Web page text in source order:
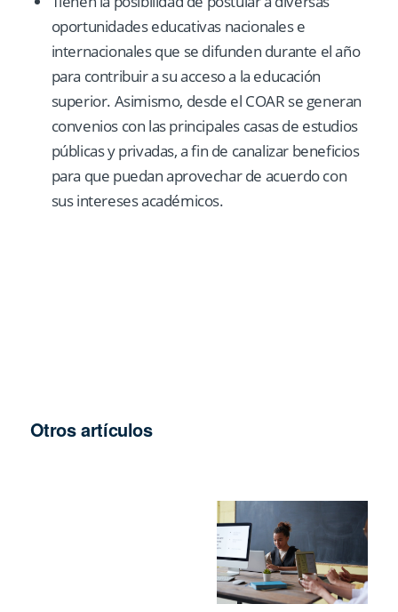
oportunidades educativas nacionales e
internacionales que se difunden durante el año
para contribuir a su acceso a la educación
superior. Asimismo, desde el COAR se generan
convenios con las principales casas de estudios
públicas y privadas, a fin de canalizar beneficios
para que puedan aprovechar de acuerdo con
sus intereses académicos.
Otros artículos